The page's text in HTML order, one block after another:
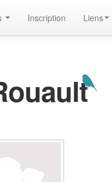
Inscription Liens